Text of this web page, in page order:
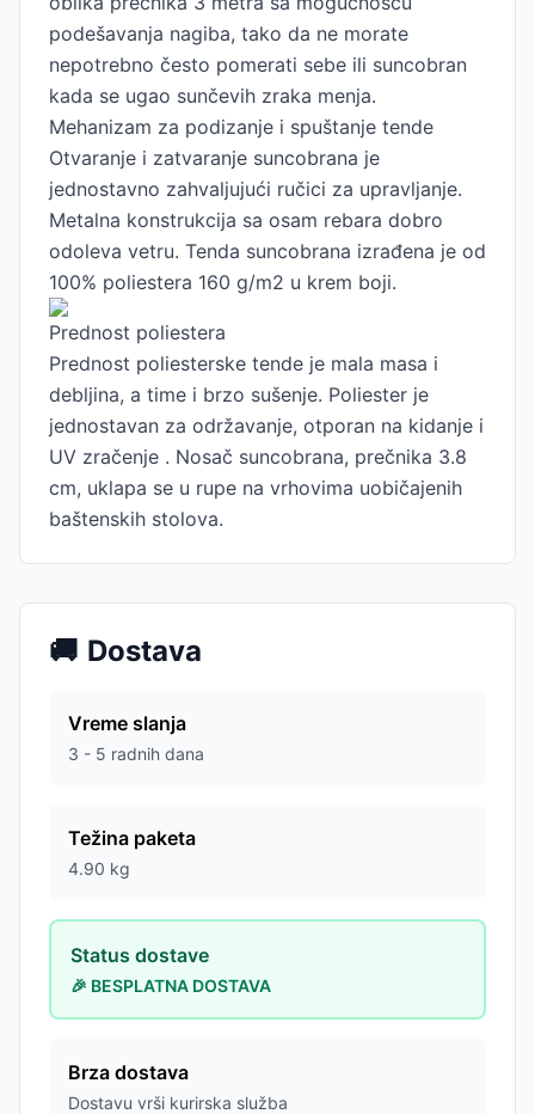
podešavanja nagiba, tako da ne morate
nepotrebno često pomerati sebe ili suncobran
kada se ugao sunčevih zraka menja.
Mehanizam za podizanje i spuštanje tende
Otvaranje i zatvaranje suncobrana je
jednostavno zahvaljujući ručici za upravljanje.
Metalna konstrukcija sa osam rebara dobro
odoleva vetru. Tenda suncobrana izrađena je od
100% poliestera 160 g/m2 u krem ​​boji.
Prednost poliestera
Prednost poliesterske tende je mala masa i
debljina, a time i brzo sušenje. Poliester je
jednostavan za održavanje, otporan na kidanje i
UV zračenje . Nosač suncobrana, prečnika 3.8
cm, uklapa se u rupe na vrhovima uobičajenih
baštenskih stolova.
🚚 Dostava
Vreme slanja
3 - 5 radnih dana
Težina paketa
4.90 kg
Status dostave
🎉 BESPLATNA DOSTAVA
Brza dostava
Dostavu vrši kurirska služba